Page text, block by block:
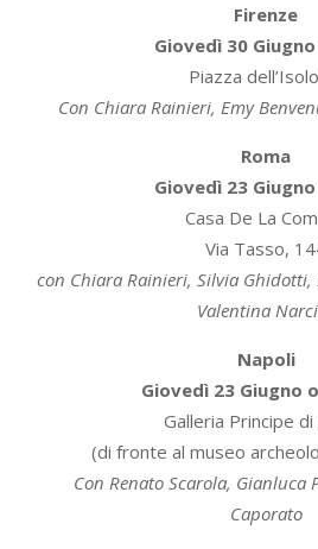
Firenze
Giovedì 30
Piazza
Con Chiara Rainieri, Emy
Roma
Giovedì 23
Casa De La
Via Tasso,
con Chiara Rainieri, Silvia
Valentina
Napoli
Giovedì 23 Giugno
Galleria Principe di
(di fronte al museo
Con Renato Scarola, Gianluca
Caporato